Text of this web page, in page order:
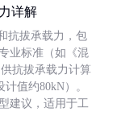
详解
抗拔承载力，包
业标准（如《混
抗拔承载力计算
值约80kN）。
建议，适用于工